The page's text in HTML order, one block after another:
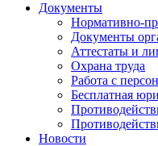
Документы
Нормативно-
Документы
Аттестаты и
Охрана труда
Работа с
Бесплатная
Новости